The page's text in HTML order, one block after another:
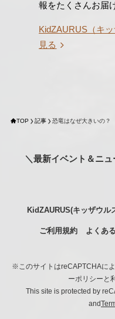
報をたくさんお届
KidZAURUS（キ
見る
TOP 記事 恐竜はなぜ大きいの？
＼最新イベント＆ニ
KidZAURUS(キッザウル
ご利用規約 よくあ
※このサイトはreCAPTCHAに
ーポリシーと
This site is protected by
and